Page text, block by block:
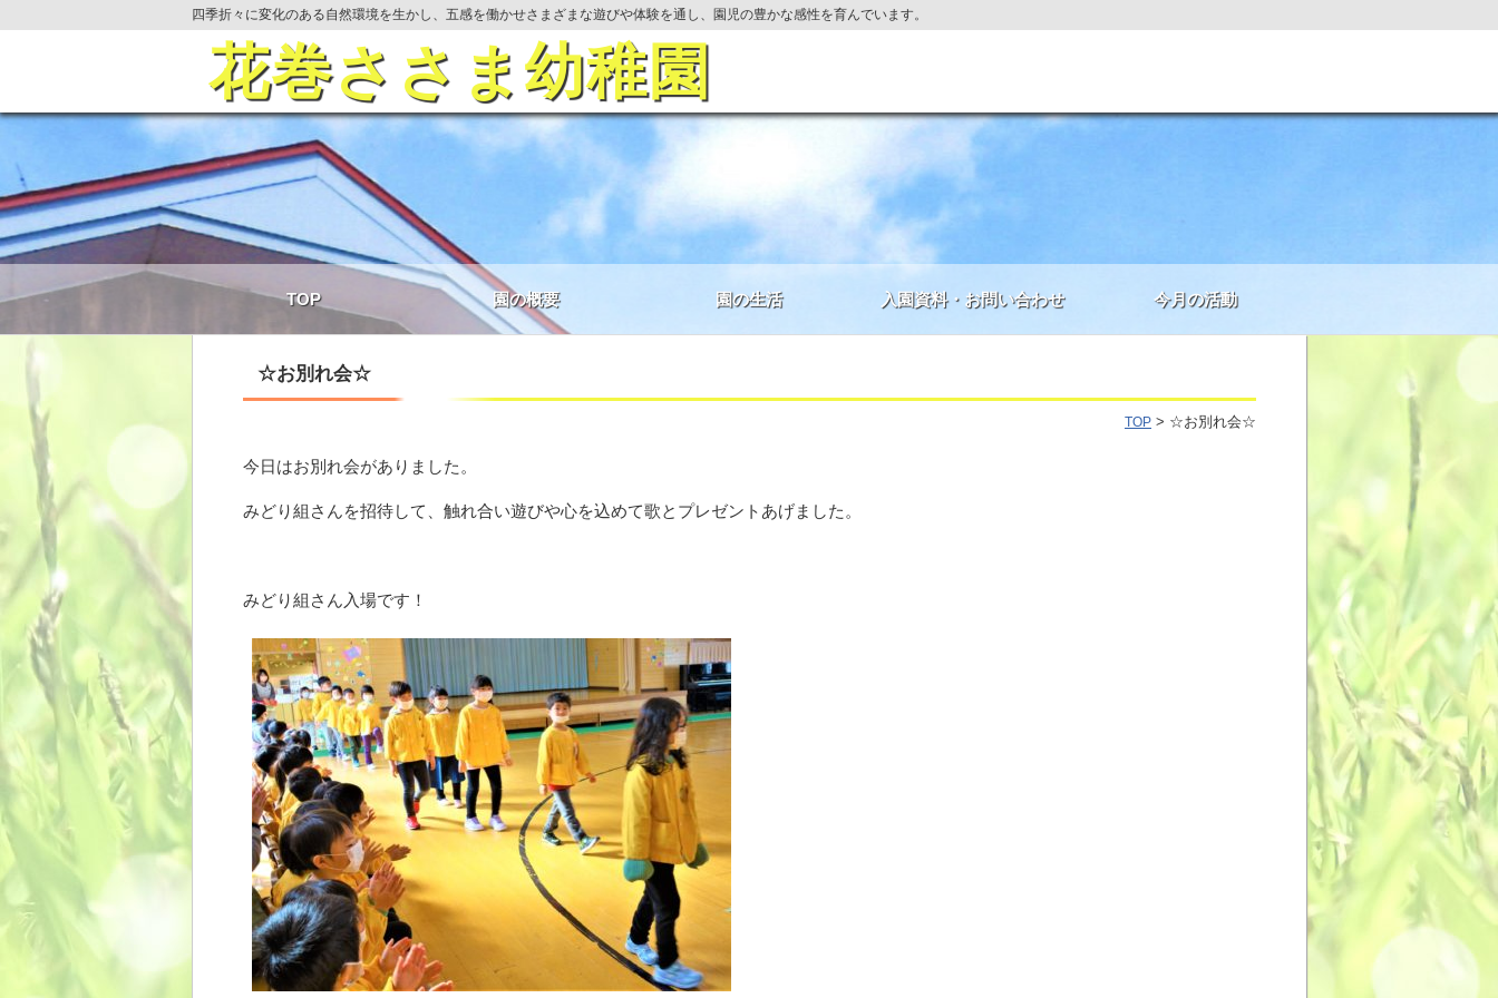
四季折々に変化のある自然環境を生かし、五感を働かせさまざまな遊びや体験を通し、園児の豊かな感性を育んでいます。
花巻ささま幼稚園
TOP 園の概要 園の生活 入園資料・お問い合わせ 今月の活動
☆お別れ会☆
TOP > ☆お別れ会☆
今日はお別れ会がありました。
みどり組さんを招待して、触れ合い遊びや心を込めて歌とプレゼントあげました。
みどり組さん入場です！